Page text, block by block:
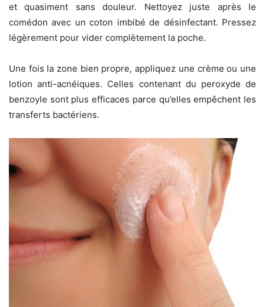
et quasiment sans douleur. Nettoyez juste après le
comédon avec un coton imbibé de désinfectant. Pressez
légèrement pour vider complètement la poche.
Une fois la zone bien propre, appliquez une crème ou une
lotion anti-acnéiques. Celles contenant du peroxyde de
benzoyle sont plus efficaces parce qu’elles empêchent les
transferts bactériens.